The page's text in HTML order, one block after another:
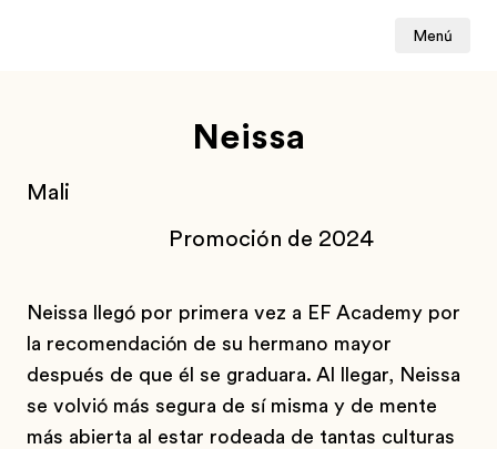
Menú
Neissa
Mali
Promoción de 2024
Neissa llegó por primera vez a EF Academy por
la recomendación de su hermano mayor
después de que él se graduara. Al llegar, Neissa
se volvió más segura de sí misma y de mente
más abierta al estar rodeada de tantas culturas